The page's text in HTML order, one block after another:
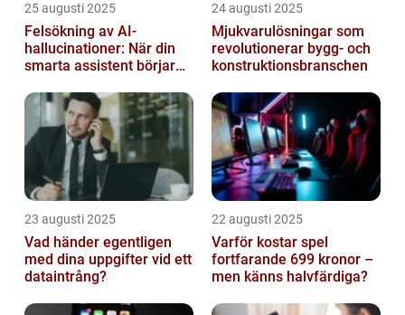
25 augusti 2025
Felsökning av AI-
hallucinationer: När din
smarta assistent börjar
24 augusti 2025
Mjukvarulösningar som
revolutionerar bygg- och
konstruktionsbranschen
23 augusti 2025
Vad händer egentligen
med dina uppgifter vid ett
dataintrång?
22 augusti 2025
Varför kostar spel
fortfarande 699 kronor –
men känns halvfärdiga?